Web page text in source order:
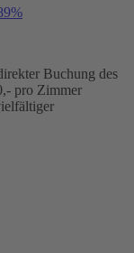
Buchung des
pro Zimmer